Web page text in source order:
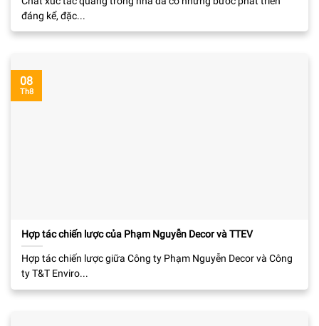
đáng kể, đặc...
Hợp tác chiến lược của Phạm Nguyễn Decor và TTEV
Hợp tác chiến lược giữa Công ty Phạm Nguyễn Decor và Công
ty T&T Enviro...
08
Th8